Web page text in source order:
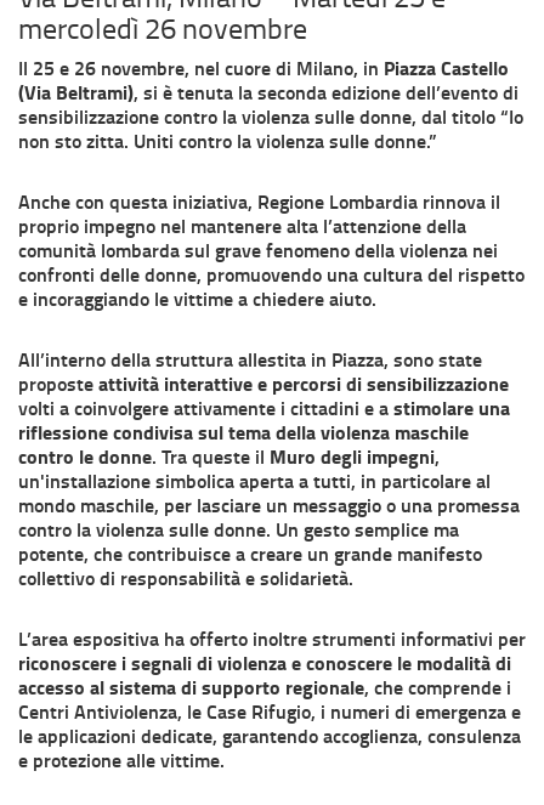
mercoledì 26 novembre
Il 25 e 26 novembre, nel cuore di Milano, in Piazza Castello
(Via Beltrami), si è tenuta la seconda edizione dell’evento di
sensibilizzazione contro la violenza sulle donne, dal titolo “Io
non sto zitta. Uniti contro la violenza sulle donne.”
Anche con questa iniziativa, Regione Lombardia rinnova il
proprio impegno nel mantenere alta l’attenzione della
comunità lombarda sul grave fenomeno della violenza nei
confronti delle donne, promuovendo una cultura del rispetto
e incoraggiando le vittime a chiedere aiuto.
All’interno della struttura allestita in Piazza, sono state
proposteattività interattive e percorsi di sensibilizzazione
volti a coinvolgere attivamente i cittadini e astimolare una
riflessione condivisa sul tema della violenza maschile
contro le donne. Tra queste il Muro degli impegni,
un'installazione simbolica aperta a tutti, in particolare al
mondo maschile, per lasciare un messaggio o una promessa
contro la violenza sulle donne. Un gesto semplice ma
potente, che contribuisce a creare un grande manifesto
collettivo di responsabilità e solidarietà.
L’area espositiva ha offerto inoltre strumenti informativi per
riconoscere i segnali di violenza e conoscere le modalità di
accesso al sistema di supporto regionale, che comprende i
Centri Antiviolenza, le Case Rifugio, i numeri di emergenza e
le applicazioni dedicate, garantendo accoglienza, consulenza
e protezione alle vittime.